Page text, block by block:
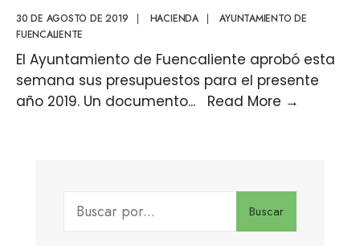
30 DE AGOSTO DE 2019 HACIENDA
AYUNTAMIENTO DE
FUENCALIENTE
El Ayuntamiento de Fuencaliente aprobó esta
semana sus presupuestos para el presente
año 2019. Un documento... Read More →
Buscar